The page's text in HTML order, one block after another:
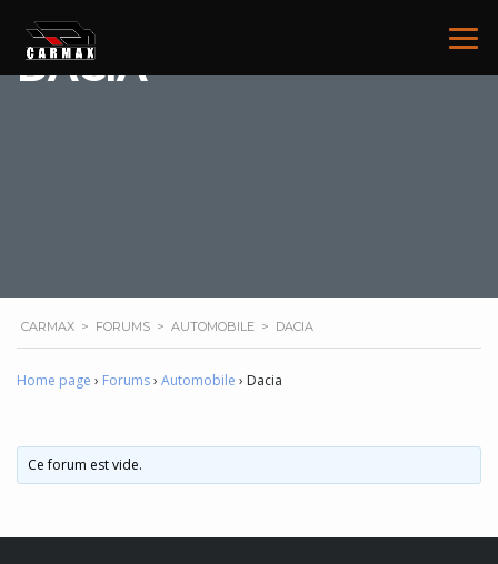
DACIA
CARMAX > FORUMS > AUTOMOBILE > DACIA
Home page › Forums› Automobile › Dacia
Ce forum est vide.